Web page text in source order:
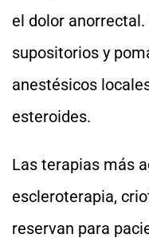
el dolor
supositorios y
anestésicos
esteroides.
Las terapias más
escleroterapia,
reservan para